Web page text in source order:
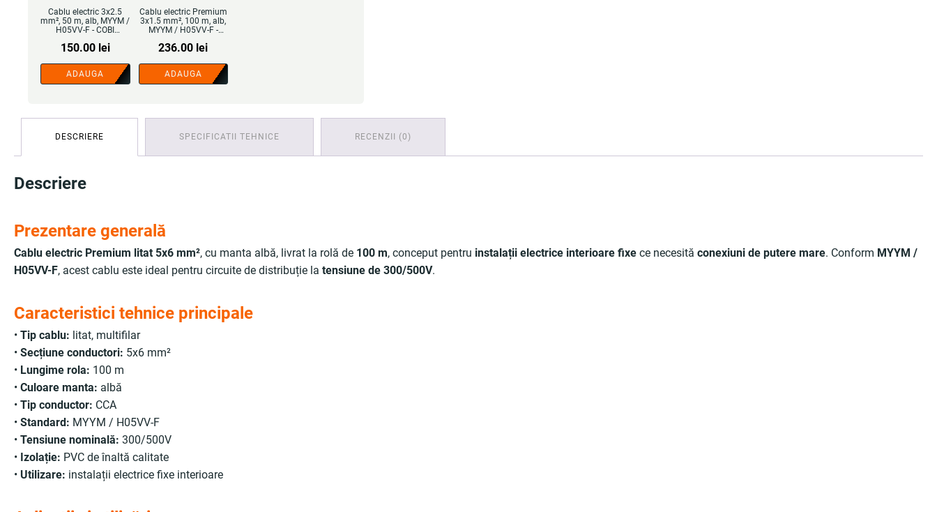
Cablu electric 3x2.5
mm², 50 m, alb, MYYM /
H05VV-F - COBI
150.00 lei
ADAUGA
Cablu electric Premium
3x1.5 mm², 100 m, alb,
MYYM / H05VV-F -
236.00 lei
ADAUGA
DESCRIERE SPECIFICATII TEHNICE RECENZII (0)
Descriere
Prezentare generală
Cablu electric Premium litat 5x6 mm², cu manta albă, livrat la rolă de 100 m, conceput pentru instalații electrice interioare fixe ce necesită conexiuni de putere mare. Conform MYYM /
H05VV-F, acest cablu este ideal pentru circuite de distribuție la tensiune de 300/500V.
Caracteristici tehnice principale
• Tip cablu: litat, multifilar
• Secțiune conductori: 5x6 mm²
• Lungime rola: 100 m
• Culoare manta: albă
• Tip conductor: CCA
• Standard: MYYM / H05VV-F
• Tensiune nominală: 300/500V
• Izolație: PVC de înaltă calitate
• Utilizare: instalații electrice fixe interioare